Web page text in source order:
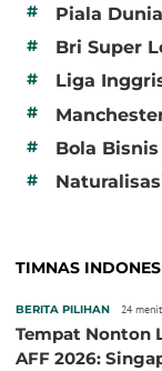
# Piala Dunia
# Bri Super
# Liga
#
# Bola Bisnis
#
TIMNAS
BERITA PILIHAN 24
Tempat Nonton
AFF 2026: